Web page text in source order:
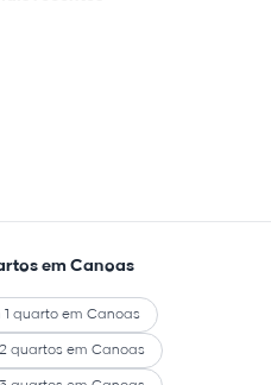
em Canoas
quarto em Canoas
quartos em Canoas